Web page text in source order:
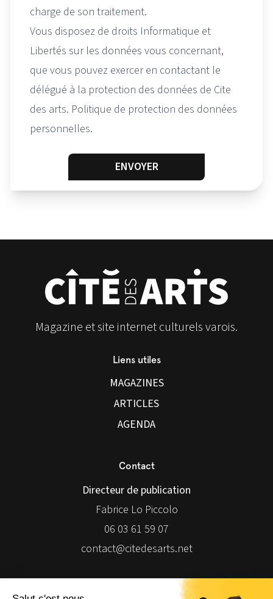
charge de son traitement.
Vous disposez de droits Informatique et
Libertés sur les données vous concernant,
que vous pouvez exercer en contactant le
délégué à la protection des données de Cite
des arts. Politique de protection des données
personnelles.
Magazine et site internet culturels varois.
Liens utiles
MAGAZINES
ARTICLES
AGENDA
Contact
Directeur de publication
Fabrice Lo Piccolo
06 03 61 59 07
contact@citedesarts.net